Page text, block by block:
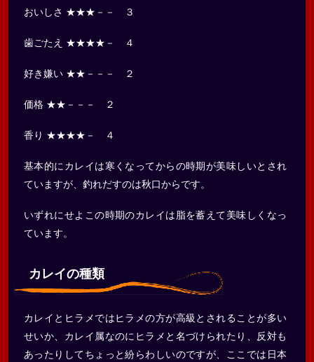
おいしさ ★★★－－ ３
歯ごたえ ★★★★－ ４
好き嫌い ★★－－－ ２
価格 ★★－－－ ２
香り ★★★★－ ４
基本的にカレイは寒くなってからの時期が美味しいとされ
ていますが、釣れだすのは秋口からです。
いずれにせよこの時期のカレイは脂を蓄えて美味しくなっ
ています。
カレイの種類
カレイとヒラメではヒラメの方が高級とされることが多い
せいか、カレイ属なのにヒラメと名づけられたり、反対も
あったりしてちょっと紛らわしいのですが、ここでは日本